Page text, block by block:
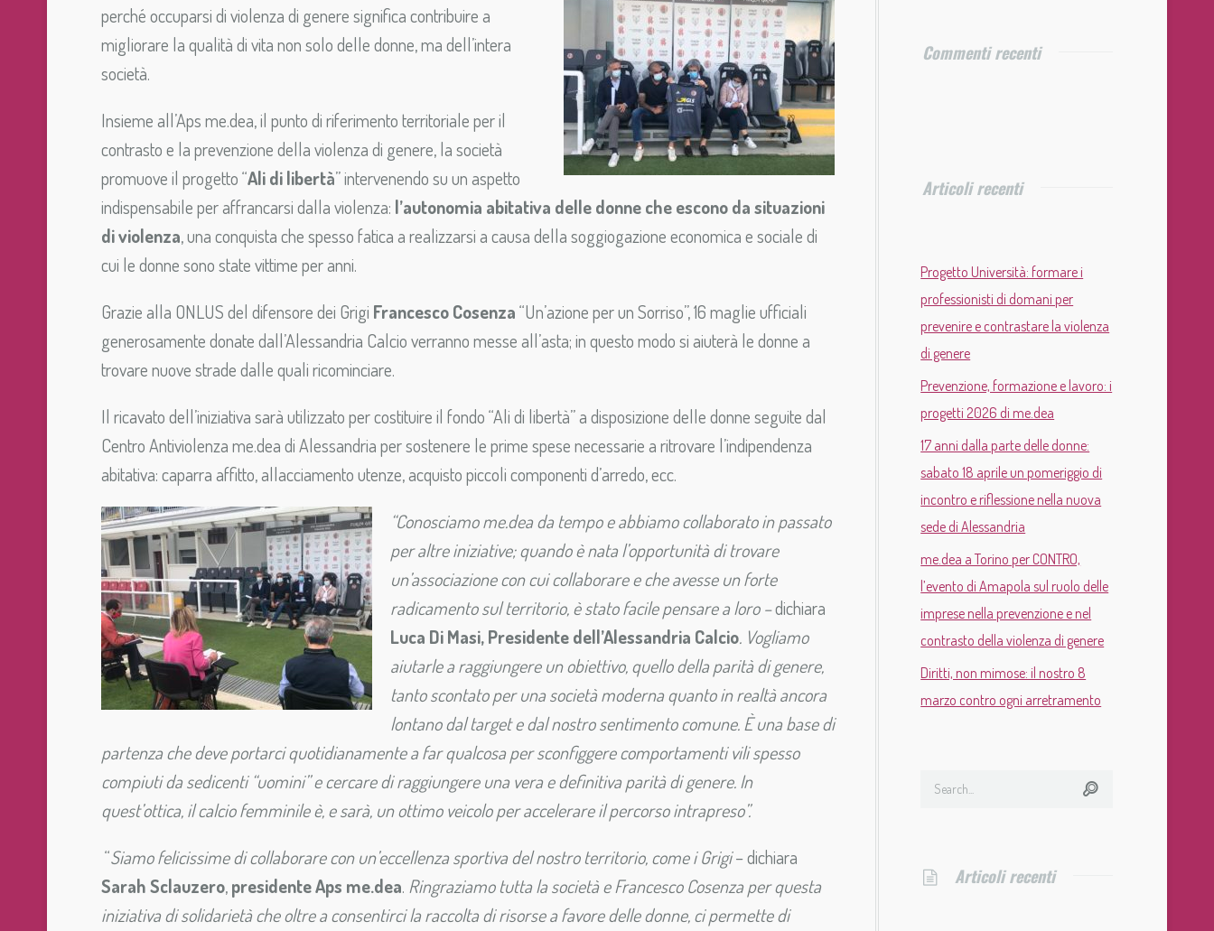
perché occuparsi di violenza di genere significa contribuire a
migliorare la qualità di vita non solo delle donne, ma dell’intera
società.
Insieme all’Aps me.dea, il punto di riferimento territoriale per il
contrasto e la prevenzione della violenza di genere, la società
promuove il progetto “Ali di libertà” intervenendo su un aspetto
indispensabile per affrancarsi dalla violenza: l’autonomia abitativa delle donne che escono da situazioni
di violenza, una conquista che spesso fatica a realizzarsi a causa della soggiogazione economica e sociale di
cui le donne sono state vittime per anni.
Grazie alla ONLUS del difensore dei Grigi Francesco Cosenza“Un’azione per un Sorriso”, 16 maglie ufficiali
generosamente donate dall’Alessandria Calcio verranno messe all’asta; in questo modo si aiuterà le donne a
trovare nuove strade dalle quali ricominciare.
Il ricavato dell’iniziativa sarà utilizzato per costituire il fondo “Ali di libertà” a disposizione delle donne seguite dal
Centro Antiviolenza me.dea di Alessandria per sostenere le prime spese necessarie a ritrovare l’indipendenza
abitativa: caparra affitto, allacciamento utenze, acquisto piccoli componenti d’arredo, ecc.
“Conosciamo me.dea da tempo e abbiamo collaborato in passato
per altre iniziative; quando è nata l’opportunità di trovare
un’associazione con cui collaborare e che avesse un forte
radicamento sul territorio, è stato facile pensare a loro –dichiara
Luca Di Masi, Presidente dell’Alessandria Calcio. Vogliamo
aiutarle a raggiungere un obiettivo, quello della parità di genere,
tanto scontato per una società moderna quanto in realtà ancora
lontano dal target e dal nostro sentimento comune. È una base di
partenza che deve portarci quotidianamente a far qualcosa per sconfiggere comportamenti vili spesso
compiuti da sedicenti “uomini” e cercare di raggiungere una vera e definitiva parità di genere. In
quest’ottica, il calcio femminile è, e sarà, un ottimo veicolo per accelerare il percorso intrapreso”.
“Siamo felicissime di collaborare con un’eccellenza sportiva del nostro territorio, come i Grigi– dichiara
Sarah Sclauzero,presidente Aps me.dea. Ringraziamo tutta la società e Francesco Cosenza per questa
iniziativa di solidarietà che oltre a consentirci la raccolta di risorse a favore delle donne, ci permette di
Commenti recenti
Articoli recenti
Progetto Università: formare i
professionisti di domani per
prevenire e contrastare la violenza
di genere
Prevenzione, formazione e lavoro: i
progetti 2026 di me.dea
17 anni dalla parte delle donne:
sabato 18 aprile un pomeriggio di
incontro e riflessione nella nuova
sede di Alessandria
me.dea a Torino per CONTRO,
l’evento di Amapola sul ruolo delle
imprese nella prevenzione e nel
contrasto della violenza di genere
Diritti, non mimose: il nostro 8
marzo contro ogni arretramento
Articoli recenti